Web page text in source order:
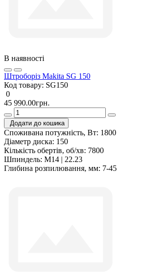
В наявності
Штроборіз Makita SG 150
Код товару: SG150
0
45 990.00грн.
Додати до кошика
Споживана потужність, Вт: 1800
Діаметр диска: 150
Кількість обертів, об/хв: 7800
Шпиндель: M14 | 22.23
Глибина розпилювання, мм: 7-45